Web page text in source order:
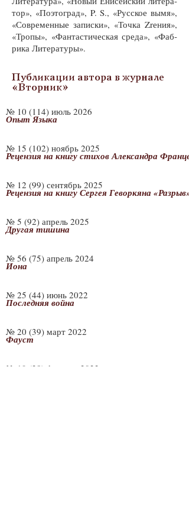
тор», «По­это­град», P. S., «Рус­ское вы­мя»,
«Со­вре­мен­ные за­пис­ки», «Точ­ка Zrения»,
«Тро­пы», «Фан­тас­ти­чес­кая сре­да», «Фаб­
ри­ка Ли­те­ра­ту­ры».
Публикации автора в журнале
«Вторник»
Опыт Языка
№ 10 (114) июль 2026
Рецензия на книгу стихов Александра
№ 15 (102) ноябрь 2025
Рецензия на книгу Сергея Геворкяна «Разрыв»
№ 12 (99) сентябрь 2025
Другая тишина
№ 5 (92) апрель 2025
Иона
№ 56 (75) апрель 2024
Последняя война
№ 25 (44) июнь 2022
Фауст
№ 20 (39) март 2022
№ 19 (38) февраль 2022